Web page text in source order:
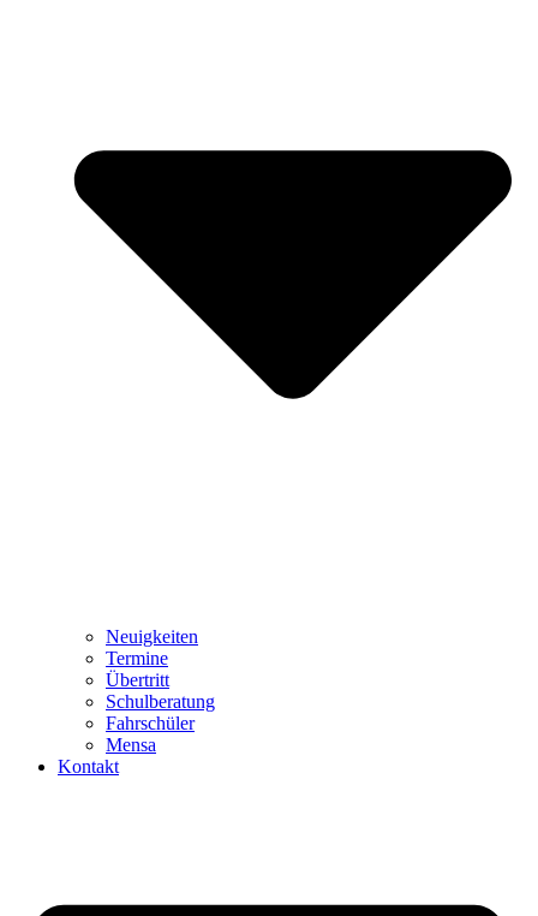
Neuigkeiten
Termine
Übertritt
Schulberatung
Fahrschüler
Mensa
Kontakt